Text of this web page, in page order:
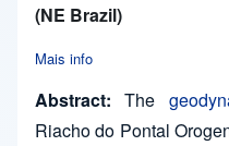
(NE Brazil)
Mais info
Abstract:The
Riacho do Pontal